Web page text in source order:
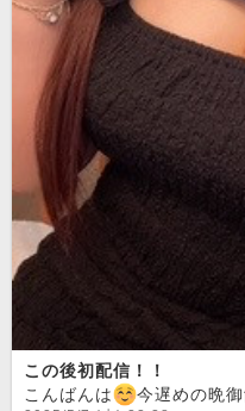
この後初配信！！
こんばんは
今遅めの晩